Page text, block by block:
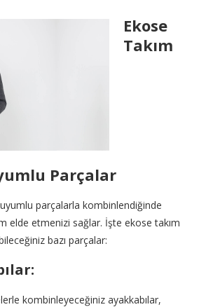
Ekose
Takım
Parçalar
parçalarla kombinlendiğinde
elde etmenizi sağlar. İşte ekose takım
bazı parçalar:
kombinleyeceğiniz ayakkabılar,